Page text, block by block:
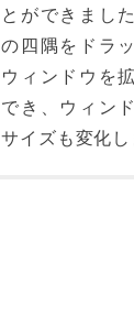
とができまし
の四隅をドラ
ウィンドウを
でき、ウィン
サイズも変化し